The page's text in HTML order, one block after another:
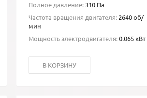
Полное давление: 310 Па
Частота вращения двигателя: 2640 об/
мин
Мощность электродвигателя:0.065 кВт
В КОРЗИНУ